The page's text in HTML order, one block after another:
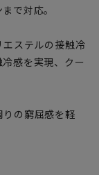
で対応。
ステルの接触冷
感を実現、クー
の窮屈感を軽